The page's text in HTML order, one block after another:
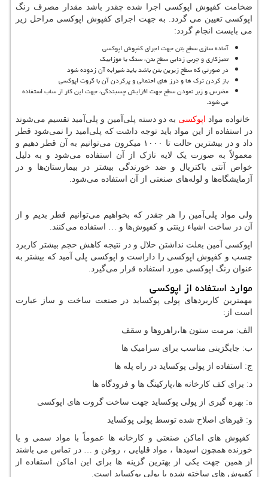
ضخامت کفپوش اپوکسی اجرا شده چقدر باشد مقدار مصرف رنگ
اپوکسی تعیین می گردد. به جهت اجرای کفپوش اپوکسی مراحل زیر
می بایست انجام گردد:
آماده سازی سطح بتن جهت اجرای کفپوش اپوکسی
تمیزکاری و چربی زدایی سطح بتن، سنگ یا موزاییک
در صورتی که سطح زیرین بتن باشد باید شیرابه آن زدوده شود
باز کردن ترک ها و درز های احتمالی و پرکردن آن با گروت اپوکسی
مضرس و زبر نمودن سطح جهت افزایش چسبندگی، جهت این کار از ساب استفاده
می شود.
خانواده مواد اپوکسی به دو دسته پلی‌آمین و پلی‌آمید تقسیم می‌شوند
در استفاده از این مواد باید توجه داشت که پلی‌امید را نمی‌شود قطر
داد و در بیشترین حالت تا ۱۰۰۰ میکرون می‌توانیم به آن قطر دهیم و
معمولاً به صورت یک لایه نازک از آن استفاده می‌شود و به دلیل
خواص آنتی باکتریال و ضد خورندگی بیشتر در بیمارستان‌ها و در
آزمایشگاه‌ها و لوله‌های صنعتی از آن استفاده می‌شود.
ولی مواد پلی‌آمین را هر چقدر که بخواهیم می‌توانیم قطر بدیم و از
آن در ساخت اشیاء زینتی و کفپوش‌ها و … استفاده می‌کنند.
اپوکسی آمین بعلت نداشتن حلال و در نتیجه کاهش حجم بیشتر کاربرد
چسب و کفپوش اپوکسی را داراست و اپوکسی پلی آمید که بیشتر به
عنوان رنگ اپوکسی مورد استفاده قرار می‌گیرد.
موارد استفاده از اپوکسی
مهمترین کاربردهای پولی پوکساید در صنعت ساخت و ساز عبارت
است از:
الف: مرمت ستون ها،راهروها و سقف
ب: جایگزینی مناسب برای سرامیک ها
ج: استفاده از پولی پوکساید در راه پله ها
د: برای کف کارخانه ها،پارکینگ ها و فرودگاه ها
ه: بهره گیری از پولی پوکساید جهت ساخت گروت های اپوکسی
و: قیرهای اصلاح شده توسط پولی پوکساید
کفپوش های اماکن صنعتی و کارخانه ها عموماً با مواد سمی و یا
خورنده همچون اسیدها ، مواد قلیایی ، روغن و … در تماس می باشند
از همین جهت یکی از بهترین گزینه ها برای این اماکن استفاده از
کفپوش های ساخته شده با پولی پوکساید است.